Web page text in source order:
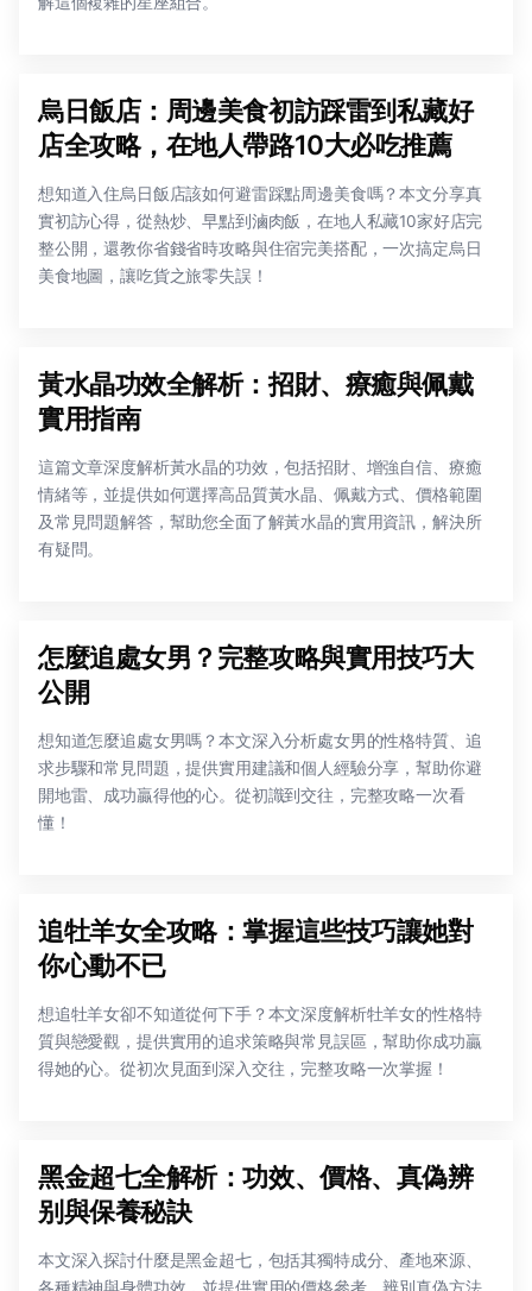
烏日飯店：周邊美食初訪踩雷到私藏好
店全攻略，在地人帶路10大必吃推薦
想知道入住烏日飯店該如何避雷踩點周邊美食嗎？本文分享真
實初訪心得，從熱炒、早點到滷肉飯，在地人私藏10家好店完
整公開，還教你省錢省時攻略與住宿完美搭配，一次搞定烏日
美食地圖，讓吃貨之旅零失誤！
黃水晶功效全解析：招財、療癒與佩戴
實用指南
這篇文章深度解析黃水晶的功效，包括招財、增強自信、療癒
情緒等，並提供如何選擇高品質黃水晶、佩戴方式、價格範圍
及常見問題解答，幫助您全面了解黃水晶的實用資訊，解決所
有疑問。
怎麼追處女男？完整攻略與實用技巧大
公開
想知道怎麼追處女男嗎？本文深入分析處女男的性格特質、追
求步驟和常見問題，提供實用建議和個人經驗分享，幫助你避
開地雷、成功贏得他的心。從初識到交往，完整攻略一次看
懂！
追牡羊女全攻略：掌握這些技巧讓她對
你心動不已
想追牡羊女卻不知道從何下手？本文深度解析牡羊女的性格特
質與戀愛觀，提供實用的追求策略與常見誤區，幫助你成功贏
得她的心。從初次見面到深入交往，完整攻略一次掌握！
黑金超七全解析：功效、價格、真偽辨
别與保養秘訣
本文深入探討什麼是黑金超七，包括其獨特成分、產地來源、